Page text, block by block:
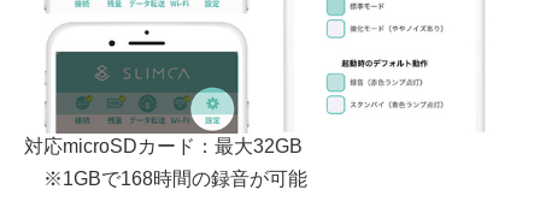
対応microSDカード：最大32GB
※1GBで168時間の録音が可能